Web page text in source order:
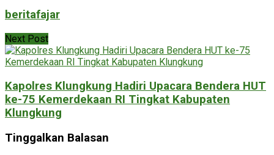
beritafajar
Next Post
Kapolres Klungkung Hadiri Upacara Bendera HUT
ke-75 Kemerdekaan RI Tingkat Kabupaten
Klungkung
Tinggalkan Balasan